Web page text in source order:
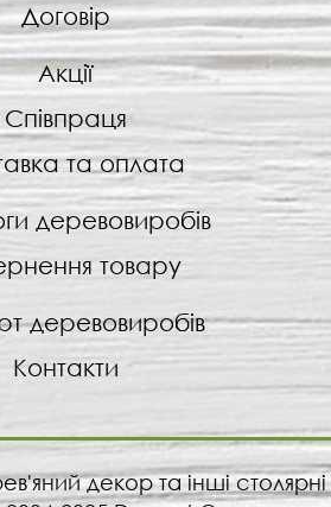
Договір
Акції
Співпраця
та оплата
деревовиробів
товару
деревовиробів
Контакти
декор та інші столярні